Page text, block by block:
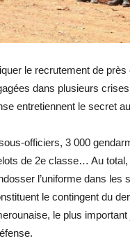
le recrutement de près
dans plusieurs
entretiennent le secret
officiers, 3 000
de 2e classe… Au total,
l’uniforme dans les
le contingent du
le plus